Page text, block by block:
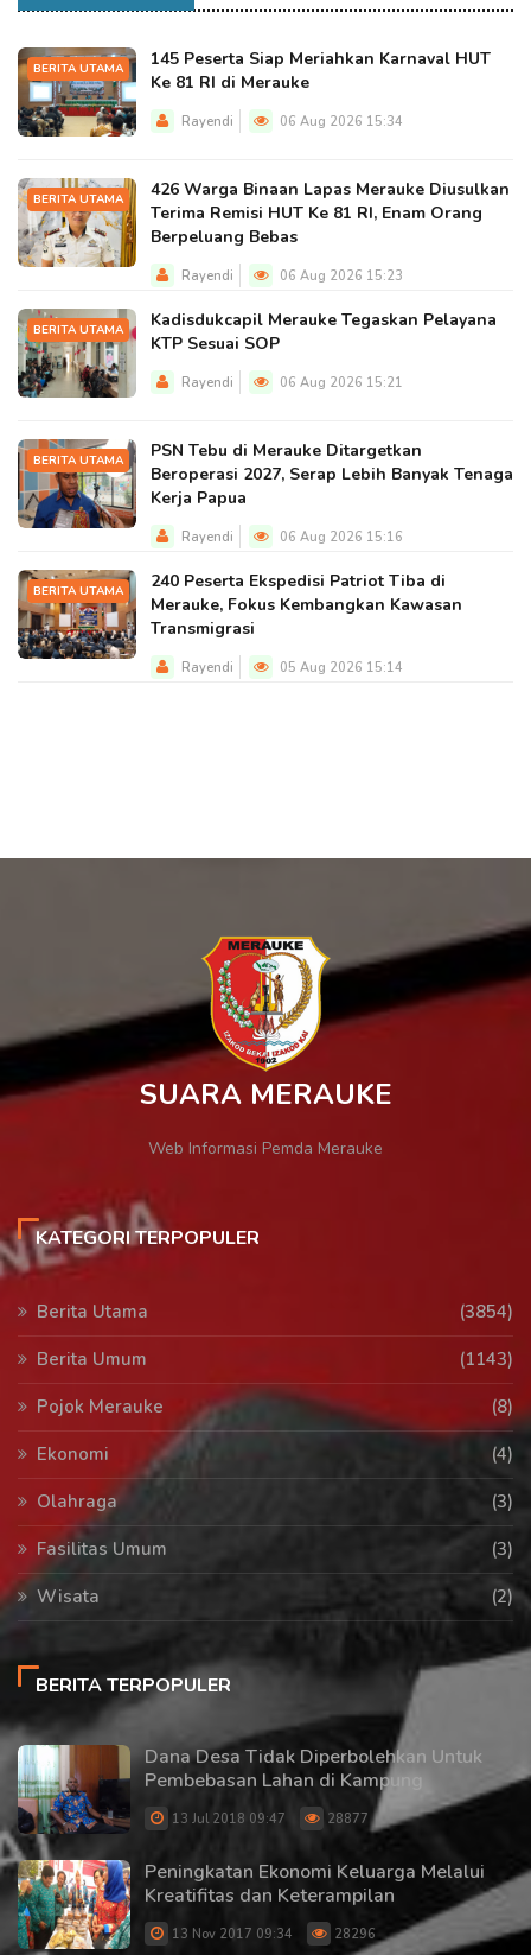
BERITA UTAMA
145 Peserta Siap Meriahkan Karnaval HUT
Ke 81 RI di Merauke
Rayendi 06 Aug 2026 15:34
BERITA UTAMA
426 Warga Binaan Lapas Merauke Diusulkan
Terima Remisi HUT Ke 81 RI, Enam Orang
Berpeluang Bebas
Rayendi 06 Aug 2026 15:23
BERITA UTAMA
Kadisdukcapil Merauke Tegaskan Pelayana
KTP Sesuai SOP
Rayendi 06 Aug 2026 15:21
BERITA UTAMA
PSN Tebu di Merauke Ditargetkan
Beroperasi 2027, Serap Lebih Banyak Tenaga
Kerja Papua
Rayendi 06 Aug 2026 15:16
BERITA UTAMA
240 Peserta Ekspedisi Patriot Tiba di
Merauke, Fokus Kembangkan Kawasan
Transmigrasi
Rayendi 05 Aug 2026 15:14
SUARA MERAUKE
Web Informasi Pemda Merauke
KATEGORI TERPOPULER
Berita Utama
(3854)
Berita Umum
(1143)
Pojok Merauke
(8)
Ekonomi
(4)
Olahraga
(3)
Fasilitas Umum
(3)
Wisata
(2)
BERITA TERPOPULER
Dana Desa Tidak Diperbolehkan Untuk
Pembebasan Lahan di Kampung
13 Jul 2018 09:47 28877
Peningkatan Ekonomi Keluarga Melalui
Kreatifitas dan Keterampilan
13 Nov 2017 09:34 28296